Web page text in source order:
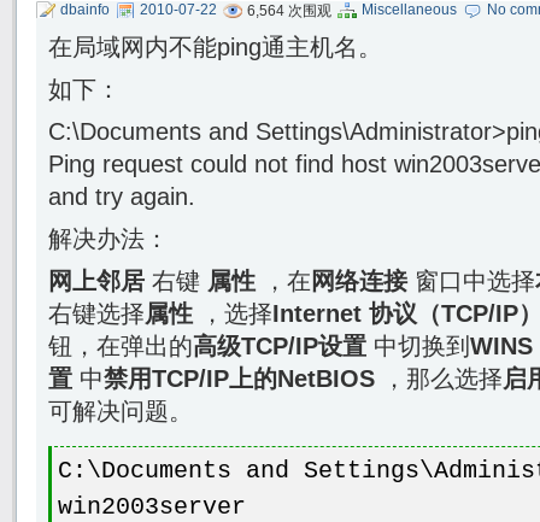
dbainfo 2010-07-22 6,564 次围观 Miscellaneous No
在局域网内不能ping通主机名。
如下：
C:\Documents and
Ping request could not find host
and try again.
解决办法：
网上邻居 右键 属性 ，在 网络连接窗口中选择
右键选择属性 ，选择Internet 协议（TCP/IP
钮，在弹出的高级TCP/IP设置 中切换到 WINS
置 中禁用TCP/IP上的NetBIOS ，那么选择启
可解决问题。
C:\Documents and
win2003server